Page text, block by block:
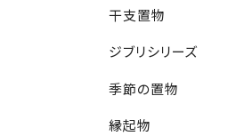
干支置物
ジブリシリーズ
季節の置物
縁起物